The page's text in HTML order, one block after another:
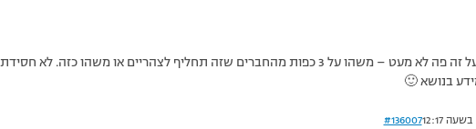
דיברו על זה פה לא מעט – משהו על 3 כפות מהחברים שזה תחליף לצהריים או
בנושא 🙂
#136007